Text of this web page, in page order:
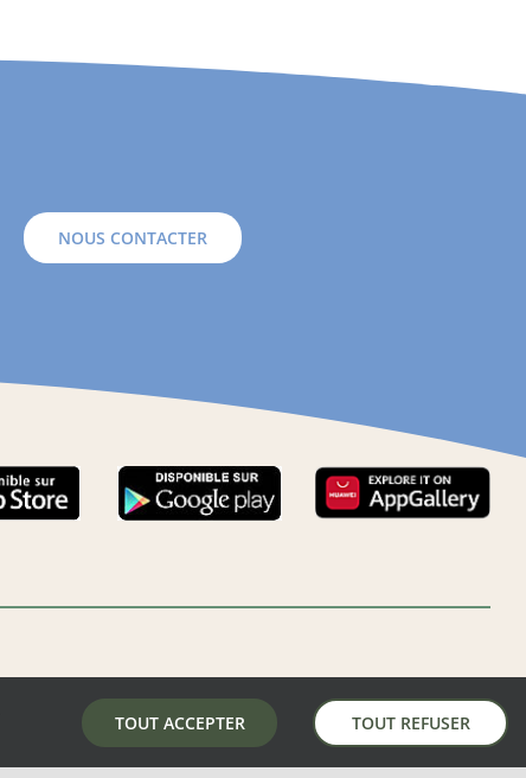
NOUS CONTACTER
LA MAIRIE DE AUNAY-SOUS-AUNEAU
5 place de la mairie, 28700 Aunay-Sous-Auneau
TOUT ACCEPTER TOUT REFUSER